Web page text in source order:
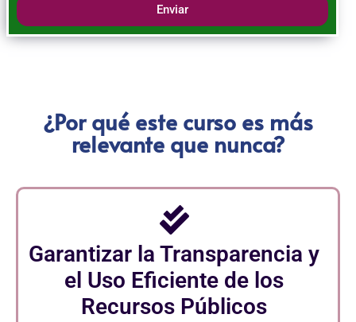
Enviar
¿Por qué este curso es más
relevante que nunca?
Garantizar la Transparencia y
el Uso Eficiente de los
Recursos Públicos